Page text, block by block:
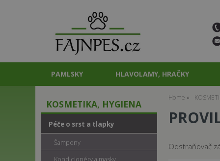
PAMLSKY HLAVOLAMY, HRAČKY
Home
Odstraňovač
KOSMETIKA, HYGIENA
Péče o srst a tlapky
Šampony
Kondicionéry a masky